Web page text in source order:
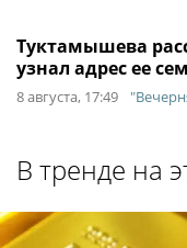
Туктамышева
узнал адрес ее
8 августа, 17:49
В тренде на